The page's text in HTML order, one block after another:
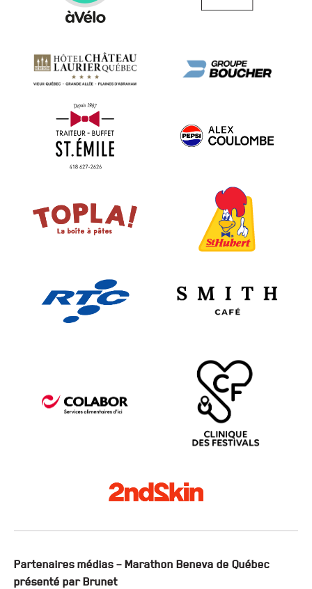
Partenaires médias – Marathon Beneva de Québec
présenté par Brunet